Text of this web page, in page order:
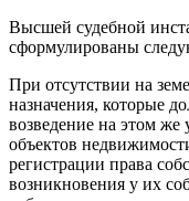
Высшей судебной
сформулированы
При отсутствии на
назначения, которые
возведение на этом же
объектов
регистрации права
возникновения у их